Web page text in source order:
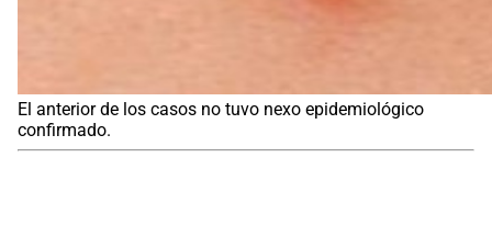
El anterior de los casos no tuvo nexo epidemiológico
confirmado.